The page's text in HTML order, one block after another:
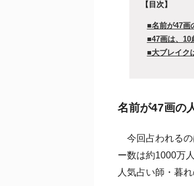
【目次】
■名前が47画
■47画は、10
■大ブレイク
名前が47画の
今回占われるの
ー数は約1000万
人気占い師・暮